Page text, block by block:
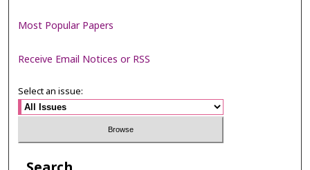
Most Popular Papers
Receive Email Notices or RSS
Select an issue: